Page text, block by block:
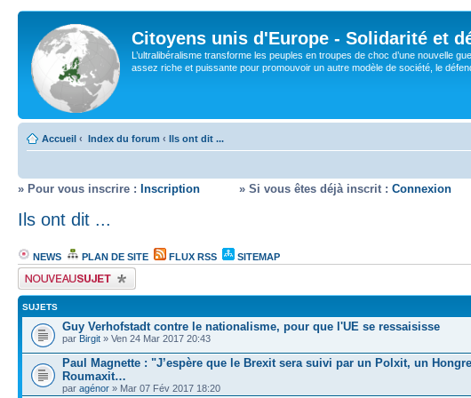
Citoyens unis d'Europe - Solidarité et
L’ultralibéralisme transforme les peuples en troupes de choc d’une nouvelle
assez riche et puissante pour promouvoir un autre modèle de société, le
Accueil ‹ Index du forum ‹ Ils ont dit ...
» Pour vous inscrire : Inscription » Si vous êtes déjà inscrit : Connexion »
Ils ont dit ...
NEWS PLAN DE SITE FLUX RSS
SITEMAP
Écrire un nouveau sujet
SUJETS
Guy Verhofstadt contre le nationalisme, pour que l'UE se ressaisisse
par Birgit » Ven 24 Mar 2017 20:43
Paul Magnette : "J’espère que le Brexit sera suivi par un Polxit, un
Roumaxit…
par agénor » Mar 07 Fév 2017 18:20